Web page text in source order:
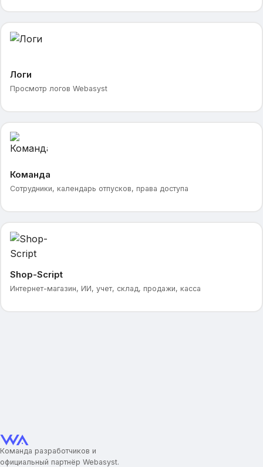
Логи
Просмотр логов Webasyst
Команда
Сотрудники, календарь отпусков, права доступа
Shop-Script
Интернет-магазин, ИИ, учет, склад, продажи, касса
Команда разработчиков и
официальный партнёр Webasyst.